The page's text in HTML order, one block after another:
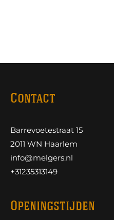
Contact
Barrevoetestraat 15
2011 WN Haarlem
info@melgers.nl
+31235313149
Openingstijden